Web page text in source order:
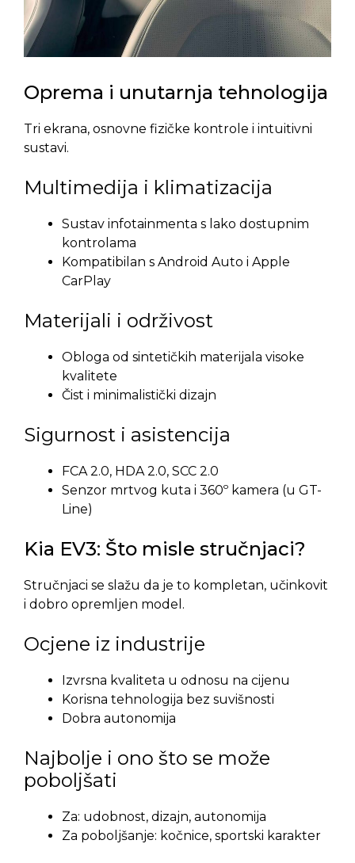
Oprema i unutarnja tehnologija
Tri ekrana, osnovne fizičke kontrole i intuitivni
sustavi.
Multimedija i klimatizacija
Sustav infotainmenta s lako dostupnim
kontrolama
Kompatibilan s Android Auto i Apple
CarPlay
Materijali i održivost
Obloga od sintetičkih materijala visoke
kvalitete
Čist i minimalistički dizajn
Sigurnost i asistencija
FCA 2.0, HDA 2.0, SCC 2.0
Senzor mrtvog kuta i 360º kamera (u GT-
Line)
Kia EV3: Što misle stručnjaci?
Stručnjaci se slažu da je to kompletan, učinkovit
i dobro opremljen model.
Ocjene iz industrije
Izvrsna kvaliteta u odnosu na cijenu
Korisna tehnologija bez suvišnosti
Dobra autonomija
Najbolje i ono što se može
poboljšati
Za: udobnost, dizajn, autonomija
Za poboljšanje: kočnice, sportski karakter